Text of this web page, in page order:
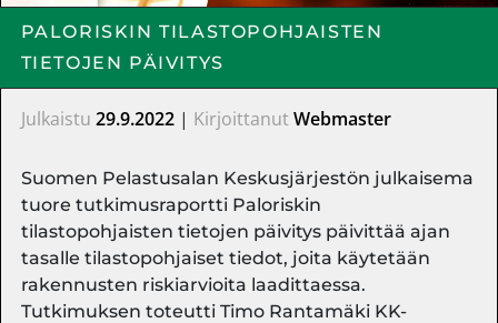
PALORISKIN TILASTOPOHJAISTEN
TIETOJEN PÄIVITYS
Julkaistu29.9.2022 | KirjoittanutWebmaster
Suomen Pelastusalan Keskusjärjestön julkaisema
tuore tutkimusraportti Paloriskin
tilastopohjaisten tietojen päivitys päivittää ajan
tasalle tilastopohjaiset tiedot, joita käytetään
rakennusten riskiarvioita laadittaessa.
Tutkimuksen toteutti Timo Rantamäki KK-